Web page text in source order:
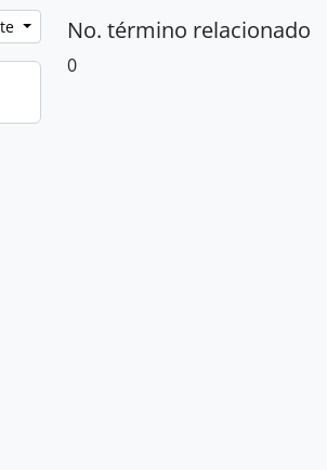
No. término relacionado
0